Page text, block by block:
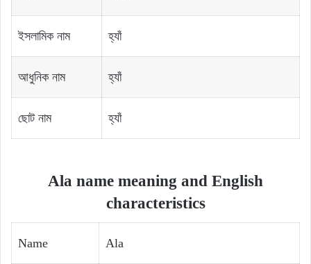
ইসলামিক নাম হ্যাঁ
আধুনিক নাম হ্যাঁ
ছোট নাম হ্যাঁ
Ala name meaning and English
characteristics
Name Ala